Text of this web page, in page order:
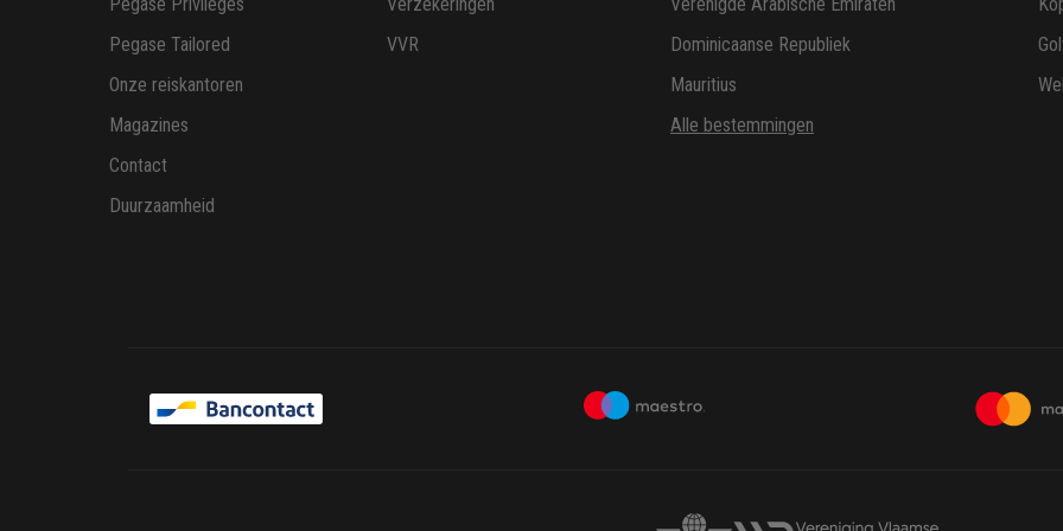
Pegase Tailored
Onze reiskantoren
Magazines
Contact
Duurzaamheid
VVR
Dominicaanse Republiek
Mauritius
Alle bestemmingen